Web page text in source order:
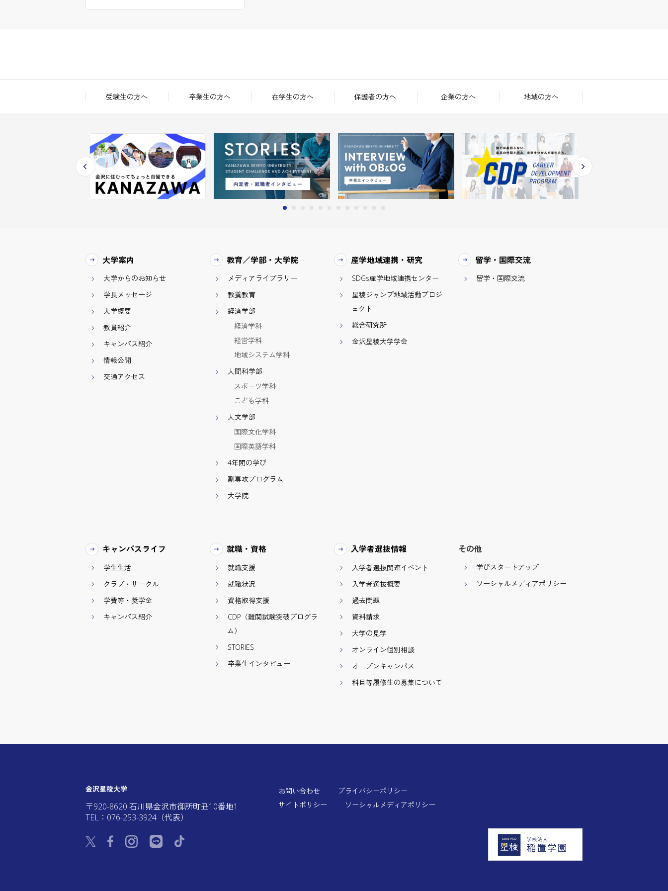
受験生の方へ 卒業生の方へ 在学生の方へ 保護者の方へ 企業の方へ 地域の方へ
大学案内
大学からのお知らせ
学長メッセージ
大学概要
教員紹介
キャンパス紹介
情報公開
交通アクセス
教育／学部・大学院
メディアライブラリー
教養教育
経済学部
経済学科
経営学科
地域システム学科
人間科学部
スポーツ学科
こども学科
人文学部
国際文化学科
国際英語学科
4年間の学び
副専攻プログラム
大学院
産学地域連携・研究
SDGs産学地域連携センター
星稜ジャンプ地域活動プロジ
ェクト
総合研究所
金沢星稜大学学会
留学・国際交流
留学・国際交流
キャンパスライフ
学生生活
クラブ・サークル
学費等・奨学金
キャンパス紹介
就職・資格
就職支援
就職状況
資格取得支援
CDP（難関試験突破プログラ
ム）
STORIES
卒業生インタビュー
入学者選抜情報
入学者選抜関連イベント
入学者選抜概要
過去問題
資料請求
大学の見学
オンライン個別相談
オープンキャンパス
科目等履修生の募集について
その他
学びスタートアップ
ソーシャルメディアポリシー
金沢星稜大学
〒920-8620 石川県金沢市御所町丑10番地1
TEL：076-253-3924（代表）
お問い合わせ
プライバシーポリシー
サイトポリシー
ソーシャルメディアポリシー